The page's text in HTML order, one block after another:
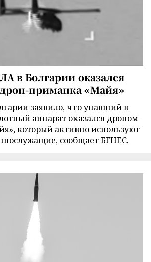
в Болгарии оказался
приманка «Майя»
заявило, что упавший в
аппарат оказался дроном-
который активно используют
сообщает БГНЕС.